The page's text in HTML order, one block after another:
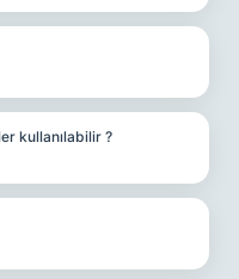
kullanılabilir ?